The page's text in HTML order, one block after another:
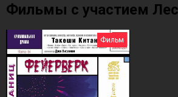
Фильмы с участием
Фильм